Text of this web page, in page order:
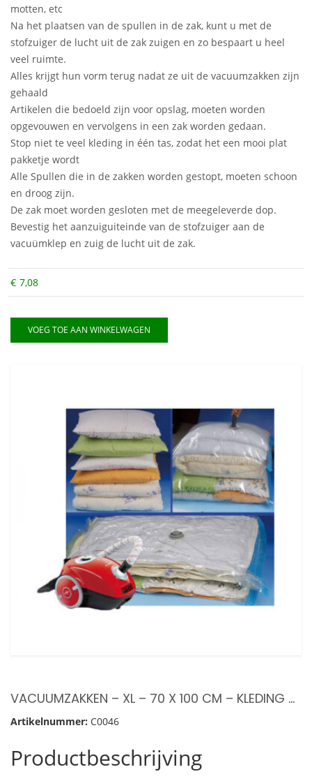
motten, etc
Na het plaatsen van de spullen in de zak, kunt u met de
stofzuiger de lucht uit de zak zuigen en zo bespaart u heel
veel ruimte.
Alles krijgt hun vorm terug nadat ze uit de vacuumzakken zijn
gehaald
Artikelen die bedoeld zijn voor opslag, moeten worden
opgevouwen en vervolgens in een zak worden gedaan.
Stop niet te veel kleding in één tas, zodat het een mooi plat
pakketje wordt
Alle Spullen die in de zakken worden gestopt, moeten schoon
en droog zijn.
De zak moet worden gesloten met de meegeleverde dop.
Bevestig het aanzuiguiteinde van de stofzuiger aan de
vacuümklep en zuig de lucht uit de zak.
€ 7,08
VOEG TOE AAN WINKELWAGEN
VACUUMZAKKEN – XL – 70 X 100 CM – KLEDING – BEDDENGOED – VOORDEEL SET 2 STUKS
Artikelnummer: C0046
Productbeschrijving